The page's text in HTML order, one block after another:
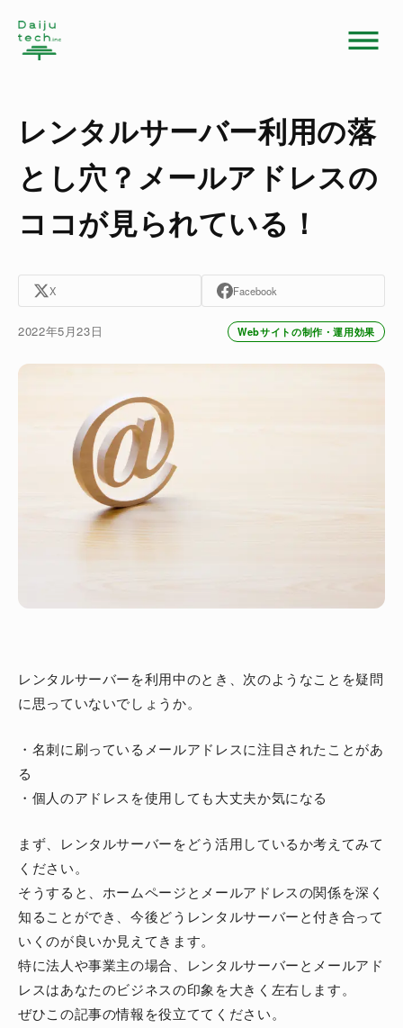
レンタルサーバー利用の落
とし穴？メールアドレスの
ココが見られている！
X Facebook
2022年5月23日 Webサイトの制作・運用効果
レンタルサーバーを利用中のとき、次のようなことを疑問
に思っていないでしょうか。
・名刺に刷っているメールアドレスに注目されたことがあ
る
・個人のアドレスを使用しても大丈夫か気になる
まず、レンタルサーバーをどう活用しているか考えてみて
ください。
そうすると、ホームページとメールアドレスの関係を深く
知ることができ、今後どうレンタルサーバーと付き合って
いくのが良いか見えてきます。
特に法人や事業主の場合、レンタルサーバーとメールアド
レスはあなたのビジネスの印象を大きく左右します。
ぜひこの記事の情報を役立ててください。